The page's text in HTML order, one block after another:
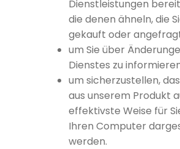
Dienstleistungen
die denen ähneln, die
gekauft oder
um Sie über
Dienstes zu
um sicherzustellen,
aus unserem Produkt
effektivste Weise für
Ihren Computer
werden.